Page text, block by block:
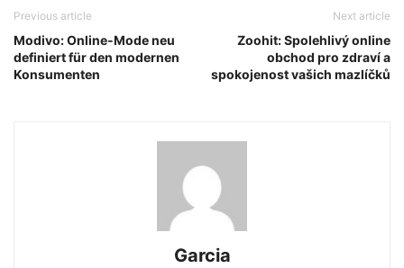
Previous article
Modivo: Online-Mode neu
definiert für den modernen
Konsumenten
Next article
Zoohit: Spolehlivý online
obchod pro zdraví a
spokojenost vašich mazlíčků
Garcia